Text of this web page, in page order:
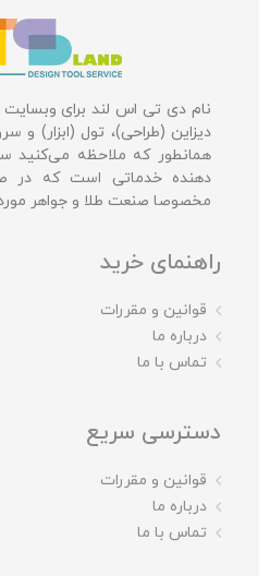
نام دی تی اس لند برای وبسایت
دیزاین (طراحی)، تول (ابزار)
همانطور که ملاحظه می‌کنید
دهنده خدماتی است که در
مخصوصا صنعت طلا و جواهر
راهنمای خرید
قوانین و مقررات
درباره ما
تماس با ما
دسترسی سریع
قوانین و مقررات
درباره ما
تماس با ما